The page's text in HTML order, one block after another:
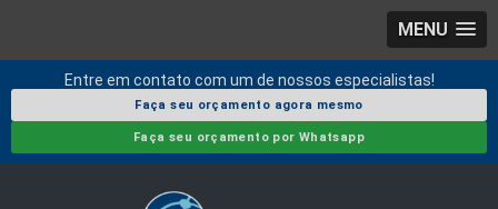
MENU
Entre em contato com um de nossos especialistas!
Faça seu orçamento agora mesmo
Faça seu orçamento por Whatsapp